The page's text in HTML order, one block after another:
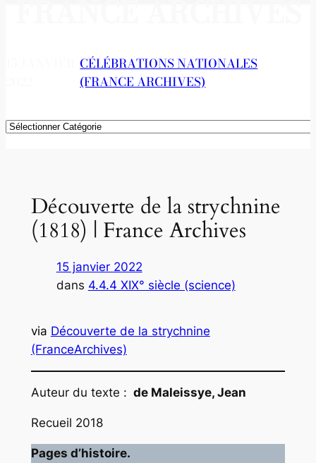
CÉLÉBRATIONS NATIONALES
(FRANCE ARCHIVES)
Catégories
Découverte de la strychnine
(1818) | France Archives
15 janvier 2022
dans 4.4.4 XIX° siècle (science)
via Découverte de la strychnine
(FranceArchives)
Auteur du texte : de Maleissye, Jean
Recueil 2018
Pages d’histoire.